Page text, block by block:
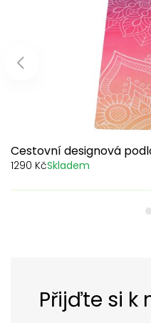
Cestovní designová
1290 KčSkladem
Předchozí produkty
Přijďte si k